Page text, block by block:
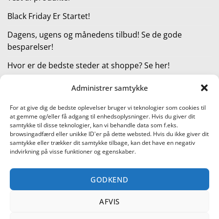
Administrer samtykke
For at give dig de bedste oplevelser bruger vi teknologier som cookies til
at gemme og/eller få adgang til enhedsoplysninger. Hvis du giver dit
samtykke til disse teknologier, kan vi behandle data som f.eks.
browsingadfærd eller unikke ID'er på dette websted. Hvis du ikke giver dit
samtykke eller trækker dit samtykke tilbage, kan det have en negativ
indvirkning på visse funktioner og egenskaber.
GODKEND
AFVIS
Black Friday Er Startet!
Dagens, ugens og månedens tilbud! Se de gode
besparelser!
Hvor er de bedste steder at shoppe? Se her!
Kategorier
Læs vores guide til online shopping
PayPal Stripe
On
METTE JENSEN